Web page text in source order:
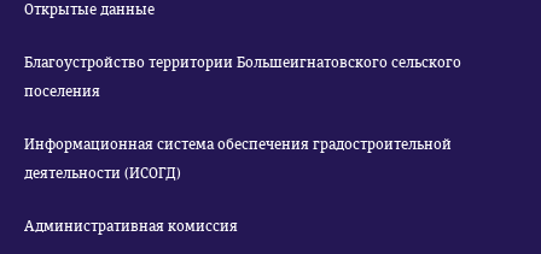
Открытые данные
Благоустройство территории Большеигнатовского сельского
поселения
Информационная система обеспечения градостроительной
деятельности (ИСОГД)
Административная комиссия